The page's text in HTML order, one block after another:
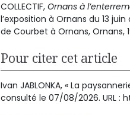
COLLECTIF, Ornans à
l’exposition à Ornans du 13
de Courbet à Ornans, Ornans,
Pour citer cet article
Ivan JABLONKA, « La
consulté le 07/08/2026. URL